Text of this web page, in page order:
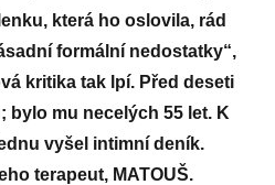
která ho oslovila, rád
formální nedostatky“,
kritika tak lpí. Před deseti
bylo mu necelých 55 let. K
vyšel intimní deník.
terapeut, MATOUŠ.